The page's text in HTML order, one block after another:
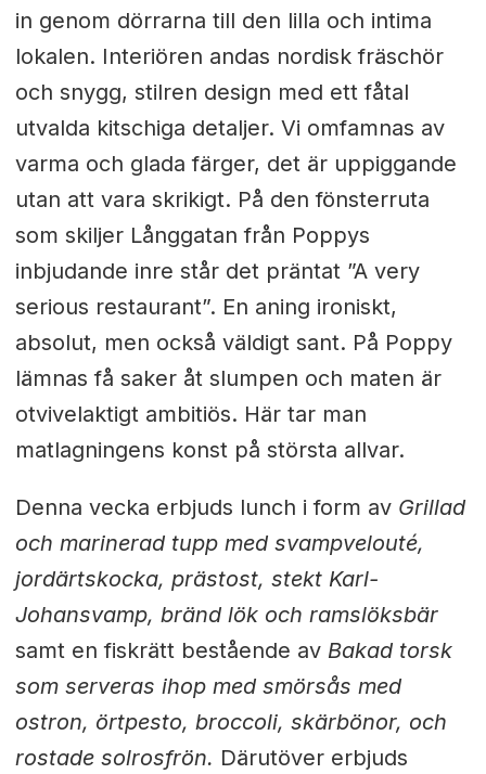
in genom dörrarna till den lilla och intima
lokalen. Interiören andas nordisk fräschör
och snygg, stilren design med ett fåtal
utvalda kitschiga detaljer. Vi omfamnas av
varma och glada färger, det är uppiggande
utan att vara skrikigt. På den fönsterruta
som skiljer Långgatan från Poppys
inbjudande inre står det präntat ”A very
serious restaurant”. En aning ironiskt,
absolut, men också väldigt sant. På Poppy
lämnas få saker åt slumpen och maten är
otvivelaktigt ambitiös. Här tar man
matlagningens konst på största allvar.
Denna vecka erbjuds lunch i form av Grillad
och marinerad tupp med svampvelouté,
jordärtskocka, prästost, stekt Karl-
Johansvamp, bränd lök och ramslöksbär
samt en fiskrätt bestående av Bakad torsk
som serveras ihop med smörsås med
ostron, örtpesto, broccoli, skärbönor, och
rostade solrosfrön. Därutöver erbjuds